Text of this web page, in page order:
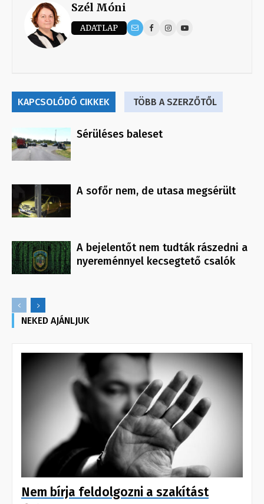
Szél Móni
ADATLAP
KAPCSOLÓDÓ CIKKEK TÖBB A SZERZŐTŐL
Sérüléses baleset
A sofőr nem, de utasa megsérült
A bejelentőt nem tudták rászedni a
nyereménnyel kecsegtető csalók
NEKED AJÁNLJUK
Nem bírja feldolgozni a szakítást